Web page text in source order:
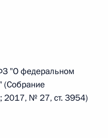
"О федеральном
(Собрание
2017, № 27, ст. 3954)